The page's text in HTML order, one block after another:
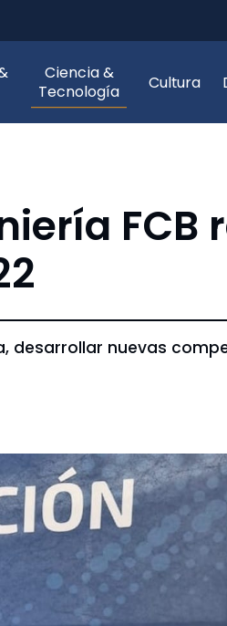
Ciencia &
Tecnología
Cultura
FCB
desarrollar nuevas